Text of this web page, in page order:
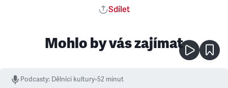
Sdílet
Mohlo by vás zajímat
Podcasty: Dělníci kultury•52 minut